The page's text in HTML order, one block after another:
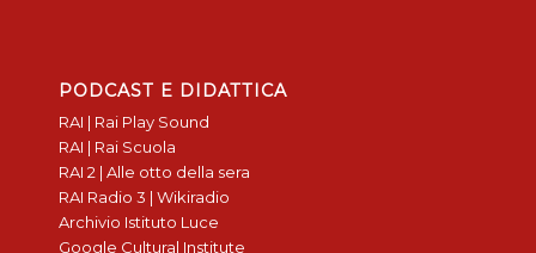
PODCAST E DIDATTICA
RAI | Rai Play Sound
RAI | Rai Scuola
RAI 2 | Alle otto della sera
RAI Radio 3 | Wikiradio
Archivio Istituto Luce
Google Cultural Institute